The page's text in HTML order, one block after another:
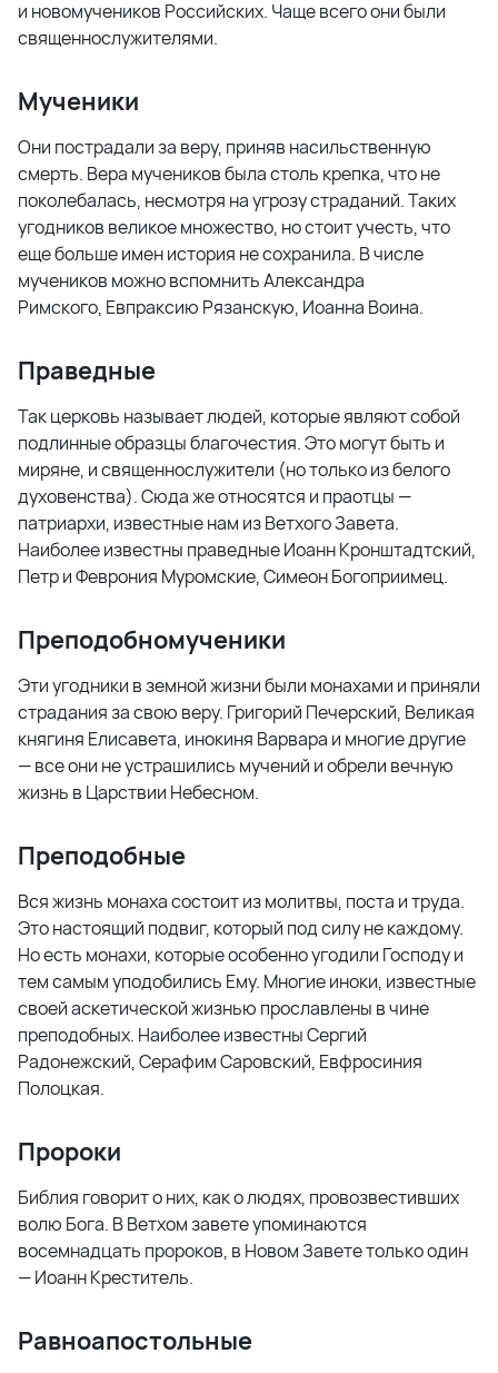
и новомучеников Российских. Чаще всего они были
священнослужителями.
Мученики
Они пострадали за веру, приняв насильственную
смерть. Вера мучеников была столь крепка, что не
поколебалась, несмотря на угрозу страданий. Таких
угодников великое множество, но стоит учесть, что
еще больше имен история не сохранила. В числе
мучеников можно вспомнить Александра
Римского, Евпраксию Рязанскую, Иоанна Воина.
Праведные
Так церковь называет людей, которые являют собой
подлинные образцы благочестия. Это могут быть и
миряне, и священнослужители (но только из белого
духовенства). Сюда же относятся и праотцы —
патриархи, известные нам из Ветхого Завета.
Наиболее известны праведные Иоанн Кронштадтский,
Петр и Феврония Муромские, Симеон Богоприимец.
Преподобномученики
Эти угодники в земной жизни были монахами и приняли
страдания за свою веру. Григорий Печерский, Великая
княгиня Елисавета, инокиня Варвара и многие другие
— все они не устрашились мучений и обрели вечную
жизнь в Царствии Небесном.
Преподобные
Вся жизнь монаха состоит из молитвы, поста и труда.
Это настоящий подвиг, который под силу не каждому.
Но есть монахи, которые особенно угодили Господу и
тем самым уподобились Ему. Многие иноки, известные
своей аскетической жизнью прославлены в чине
преподобных. Наиболее известны Сергий
Радонежский, Серафим Саровский, Евфросиния
Полоцкая.
Пророки
Библия говорит о них, как о людях, провозвестивших
волю Бога. В Ветхом завете упоминаются
восемнадцать пророков, в Новом Завете только один
— Иоанн Креститель.
Равноапостольные